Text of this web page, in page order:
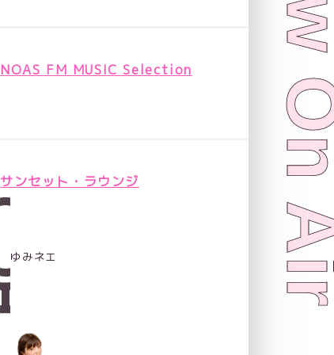
NOAS FM MUSIC Selection
サンセット・ラウンジ
ゆみネエ